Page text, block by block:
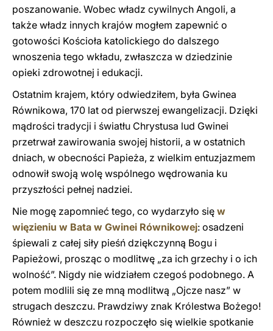
poszanowanie. Wobec władz cywilnych Angoli, a
także władz innych krajów mogłem zapewnić o
gotowości Kościoła katolickiego do dalszego
wnoszenia tego wkładu, zwłaszcza w dziedzinie
opieki zdrowotnej i edukacji.
Ostatnim krajem, który odwiedziłem, była Gwinea
Równikowa, 170 lat od pierwszej ewangelizacji. Dzięki
mądrości tradycji i światłu Chrystusa lud Gwinei
przetrwał zawirowania swojej historii, a w ostatnich
dniach, w obecności Papieża, z wielkim entuzjazmem
odnowił swoją wolę wspólnego wędrowania ku
przyszłości pełnej nadziei.
Nie mogę zapomnieć tego, co wydarzyło się w
więzieniu w Bata w Gwinei Równikowej: osadzeni
śpiewali z całej siły pieśń dziękczynną Bogu i
Papieżowi, prosząc o modlitwę „za ich grzechy i o ich
wolność”. Nigdy nie widziałem czegoś podobnego. A
potem modlili się ze mną modlitwą „Ojcze nasz” w
strugach deszczu. Prawdziwy znak Królestwa Bożego!
Również w deszczu rozpoczęło się wielkie spotkanie